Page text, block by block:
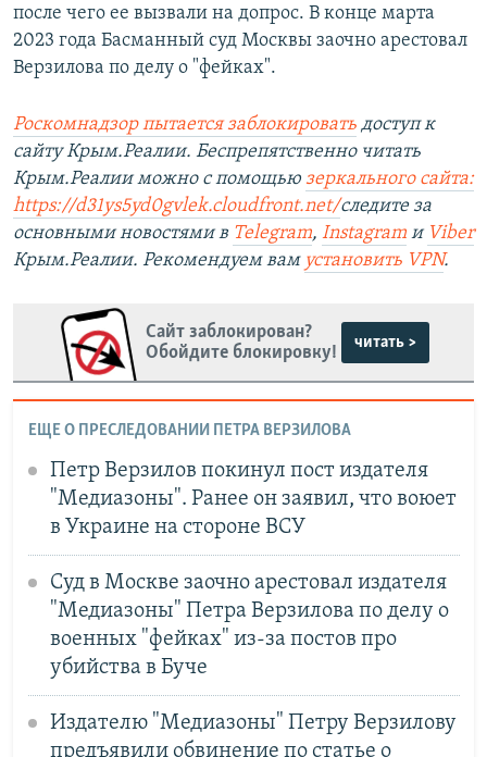
после чего ее вызвали на допрос. В конце марта
2023 года Басманный суд Москвы заочно арестовал
Верзилова по делу о "фейках".
Роскомнадзор пытается заблокировать доступ к
сайту Крым.Реалии. Беспрепятственно читать
Крым.Реалии можно с помощью зеркального сайта:
https://d31ys5yd0gvlek.cloudfront.net/следите за
основными новостями в Telegram, Instagram и Viber
Крым.Реалии. Рекомендуем вам установить VPN.
Сайт заблокирован?
Обойдите блокировку!
читать >
ЕЩЕ О ПРЕСЛЕДОВАНИИ ПЕТРА ВЕРЗИЛОВА
Петр Верзилов покинул пост издателя
"Медиазоны". Ранее он заявил, что воюет
в Украине на стороне ВСУ
Суд в Москве заочно арестовал издателя
"Медиазоны" Петра Верзилова по делу о
военных "фейках" из‑за постов про
убийства в Буче
Издателю "Медиазоны" Петру Верзилову
предъявили обвинение по статье о